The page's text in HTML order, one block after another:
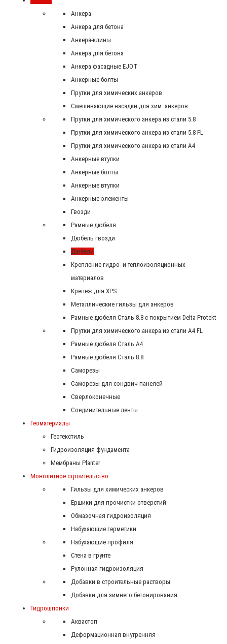
Анкера
Анкера для бетона
Анкера-клины
Анкера для бетона
Анкера фасадные EJOT
Анкерные болты
Прутки для химических анкеров
Смешивающие насадки для хим. анкеров
Прутки для химического анкера из стали 5.8
Прутки для химического анкера из стали 5.8 FL
Прутки для химического анкера из стали А4
Анкерные втулки
Анкерные болты
Анкерные втулки
Анкерные элементы
Гвозди
Рамные дюбеля
Дюбель гвозди
Дюбели
Крепление гидро- и теплоизоляционных
материалов
Крепеж для XPS
Металлические гильзы для анкеров
Рамные дюбеля Сталь 8.8 с покрытием Delta Protekt
Прутки для химического анкера из стали А4 FL
Рамные дюбеля Сталь A4
Рамные дюбеля Сталь 8.8
Саморезы
Саморезы для сэндвич панелей
Сверлоконечные
Соединительные ленты
Геоматериалы
Геотекстиль
Гидроизоляция фундамента
Мембраны Planter
Монолитное строительство
Гильзы для химических анкеров
Ершики для прочистки отверстий
Обмазочная гидроизоляция
Набухающие герметики
Набухающие профиля
Стена в грунте
Рулонная гидроизоляция
Добавки в строительные растворы
Добавки для зимнего бетонирования
Гидрошпонки
Аквастоп
Деформационная внутренняя